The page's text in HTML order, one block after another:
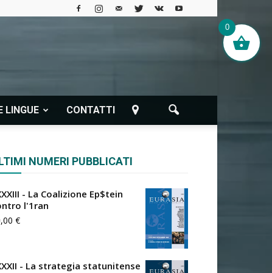
LINGUE CONTATTI
NUMERI PUBBLICATI
- La Coalizione Ep$tein
l'1ran
€
- La strategia statunitense
0